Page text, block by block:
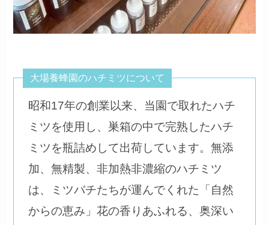
大場養蜂園のハチミツについて
昭和17年の創業以来、当園で取れたハチ
ミツを使用し、巣箱の中で完熟したハチ
ミツを瓶詰めして出荷しています。無添
加、無精製、非加熱非濃縮のハチミツ
は、ミツバチたちが運んでくれた「自然
からの恵み」花の香りあふれる、奥深い